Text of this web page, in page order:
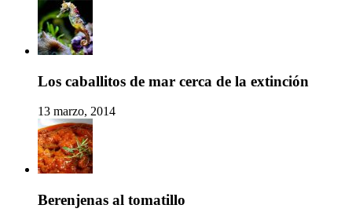
Los caballitos de mar cerca de la extinción
13 marzo, 2014
Berenjenas al tomatillo